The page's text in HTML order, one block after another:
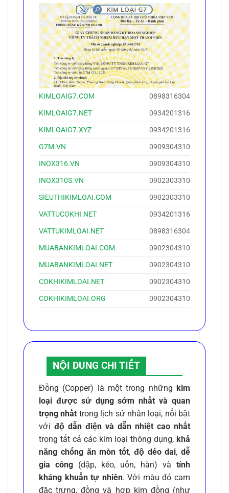
KIMLOAIG7.COM
0898316304
KIMLOAIG7.NET
0934201316
KIMLOAIG7.XYZ
0934201316
G7M.VN
0909304310
INOX316.VN
0909304310
INOX310S.VN
0902303310
SIEUTHIKIMLOAI.COM
0902303310
VATTUCOKHI.NET
0934201316
VATTUKIMLOAI.NET
0898316304
MUABANKIMLOAI.COM
0902304310
MUABANKIMLOAI.NET
0902304310
COKHIKIMLOAI.NET
0902304310
COKHIKIMLOAI.ORG
0902304310
NỘI DUNG CHI TIẾT
Đồng (Copper) là một trong những kim
loại được sử dụng sớm nhất và quan
trọng nhất trong lịch sử nhân loại, nổi bật
với độ dẫn điện và dẫn nhiệt cao nhất
trong tất cả các kim loại thông dụng, khả
năng chống ăn mòn tốt, độ dẻo dai, dễ
gia công(dập, kéo, uốn, hàn) vàtính
kháng khuẩn tự nhiên. Với màu đỏ cam
đặc trưng, đồng và hợp kim đồng (như